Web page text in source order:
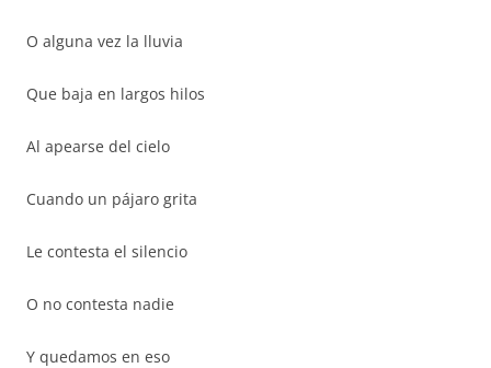
O alguna vez la lluvia
Que baja en largos hilos
Al apearse del cielo
Cuando un pájaro grita
Le contesta el silencio
O no contesta nadie
Y quedamos en eso